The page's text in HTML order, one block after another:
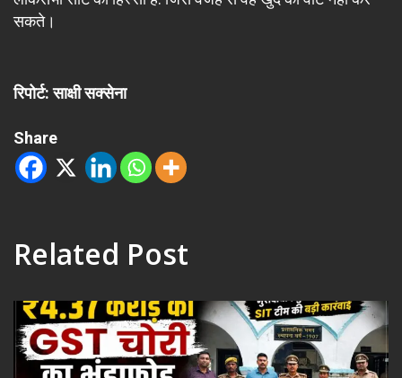
सकते।
रिपोर्ट: साक्षी सक्सेना
Share
Related Post